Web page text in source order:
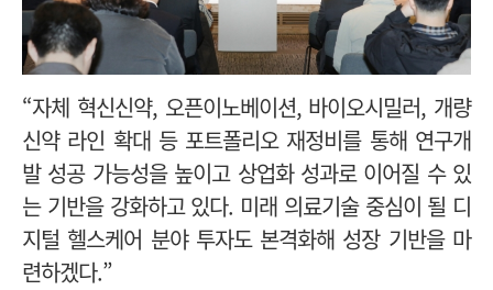
“자체 혁신신약, 오픈이노베이션, 바이오시밀러, 개량
신약 라인 확대 등 포트폴리오 재정비를 통해 연구개
발 성공 가능성을 높이고 상업화 성과로 이어질 수 있
는 기반을 강화하고 있다. 미래 의료기술 중심이 될 디
지털 헬스케어 분야 투자도 본격화해 성장 기반을 마
련하겠다.”